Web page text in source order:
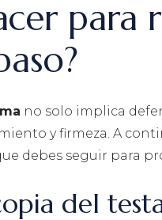
para
no solo implica
y firmeza. A
debes seguir para
del